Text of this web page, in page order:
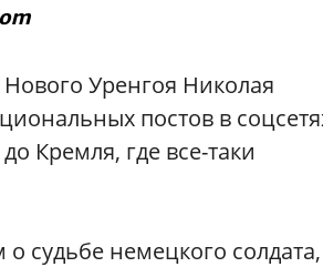
Уренгоя Николая
постов в
Кремля, где все-таки
судьбе немецкого солдата,